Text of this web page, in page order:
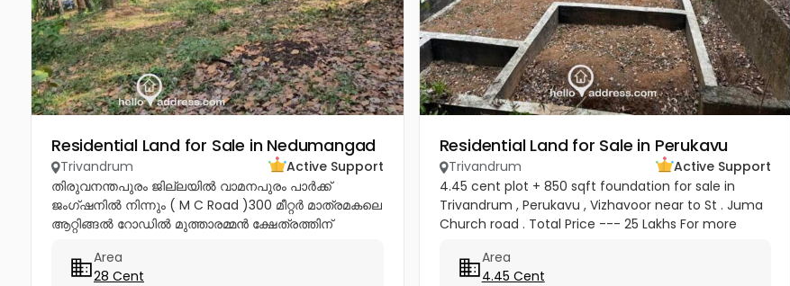
Residential Land for Sale in Nedumangad
Trivandrum
Active Support
തിരുവനന്തപുരം ജില്ലയിൽ വാമനപുരം പാർക്ക്
ജംഗ്ഷനിൽ നിന്നും ( M C Road )300 മീറ്റർ മാത്രമകലെ
ആറ്റിങ്ങൽ റോഡിൽ മുത്താരമ്മൻ ക്ഷേത്രത്തിന്
വയ്ക്കുന്നതിനും ഉത്തമം നാലര ലക്ഷം...
Area
28 Cent
Residential Land for Sale in Perukavu
Trivandrum
Active Support
4.45 cent plot + 850 sqft foundation for sale in
Trivandrum , Perukavu , Vizhavoor near to St . Juma
Church road . Total Price --- 25 Lakhs For more
Area
4.45 Cent